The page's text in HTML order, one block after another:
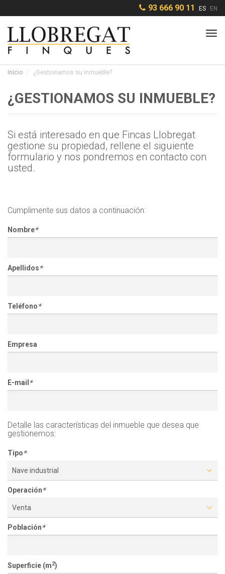
93 666 90 11 ES EN
Inicio ¿Gestionamos su inmueble?
¿GESTIONAMOS SU INMUEBLE?
Si está interesado en que Fincas Llobregat
gestione su propiedad, rellene el siguiente
formulario y nos pondremos en contacto con
usted.
Cumplimente sus datos a continuación:
Nombre*
Apellidos*
Teléfono*
Empresa
E-mail *
Detalle las características del inmueble que desea que
gestionemos:
Tipo*
Nave industrial
Operación*
Venta
Población*
Superficie (m2)